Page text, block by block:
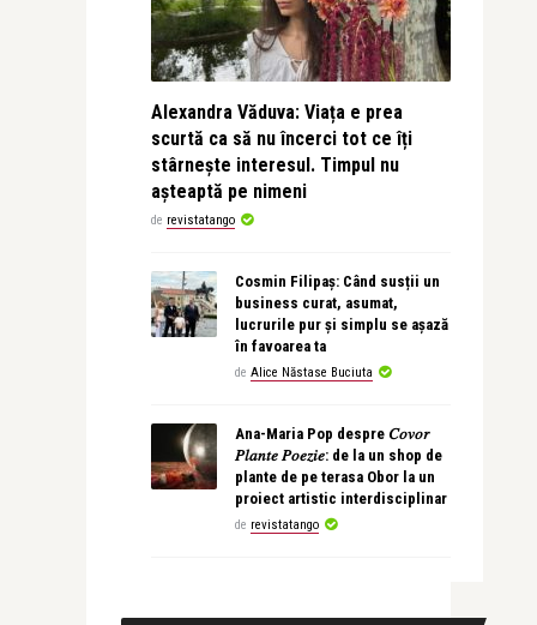
Alexandra Văduva: Viața e prea
scurtă ca să nu încerci tot ce îți
stârnește interesul. Timpul nu
așteaptă pe nimeni
de revistatango
Cosmin Filipaș: Când susții un
business curat, asumat,
lucrurile pur și simplu se așază
în favoarea ta
de Alice Năstase Buciuta
Ana-Maria Pop despre 𝐶𝑜𝑣𝑜𝑟
𝑃𝑙𝑎𝑛𝑡𝑒 𝑃𝑜𝑒𝑧𝑖𝑒: de la un shop de
plante de pe terasa Obor la un
proiect artistic interdisciplinar
de revistatango